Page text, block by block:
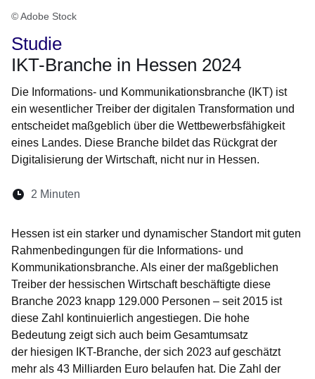
© Adobe Stock
Studie
IKT-Branche in Hessen 2024
Die Informations- und Kommunikationsbranche (IKT) ist
ein wesentlicher Treiber der digitalen Transformation und
entscheidet maßgeblich über die Wettbewerbsfähigkeit
eines Landes. Diese Branche bildet das Rückgrat der
Digitalisierung der Wirtschaft, nicht nur in Hessen.
Lesedauer:
2 Minuten
Hessen ist ein starker und dynamischer Standort mit guten
Rahmenbedingungen für die Informations- und
Kommunikationsbranche. Als einer der maßgeblichen
Treiber der hessischen Wirtschaft beschäftigte diese
Branche 2023 knapp 129.000 Personen – seit 2015 ist
diese Zahl kontinuierlich angestiegen. Die hohe
Bedeutung zeigt sich auch beim Gesamtumsatz
der hiesigen IKT-Branche, der sich 2023 auf geschätzt
mehr als 43 Milliarden Euro belaufen hat. Die Zahl der